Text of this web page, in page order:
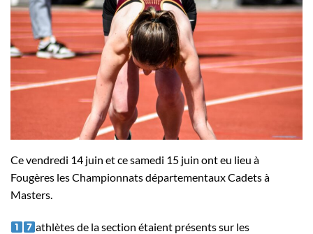
Ce vendredi 14 juin et ce samedi 15 juin ont eu lieu à
Fougères les Championnats départementaux Cadets à
Masters.
athlètes de la section étaient présents sur les